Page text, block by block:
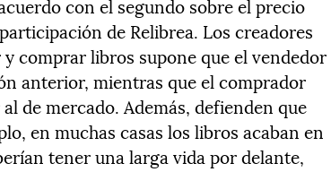
con el segundo sobre el precio
de Relibrea. Los creadores
comprar libros supone que el vendedor
anterior, mientras que el comprador
de mercado. Además, defienden que
en muchas casas los libros acaban en
tener una larga vida por delante,